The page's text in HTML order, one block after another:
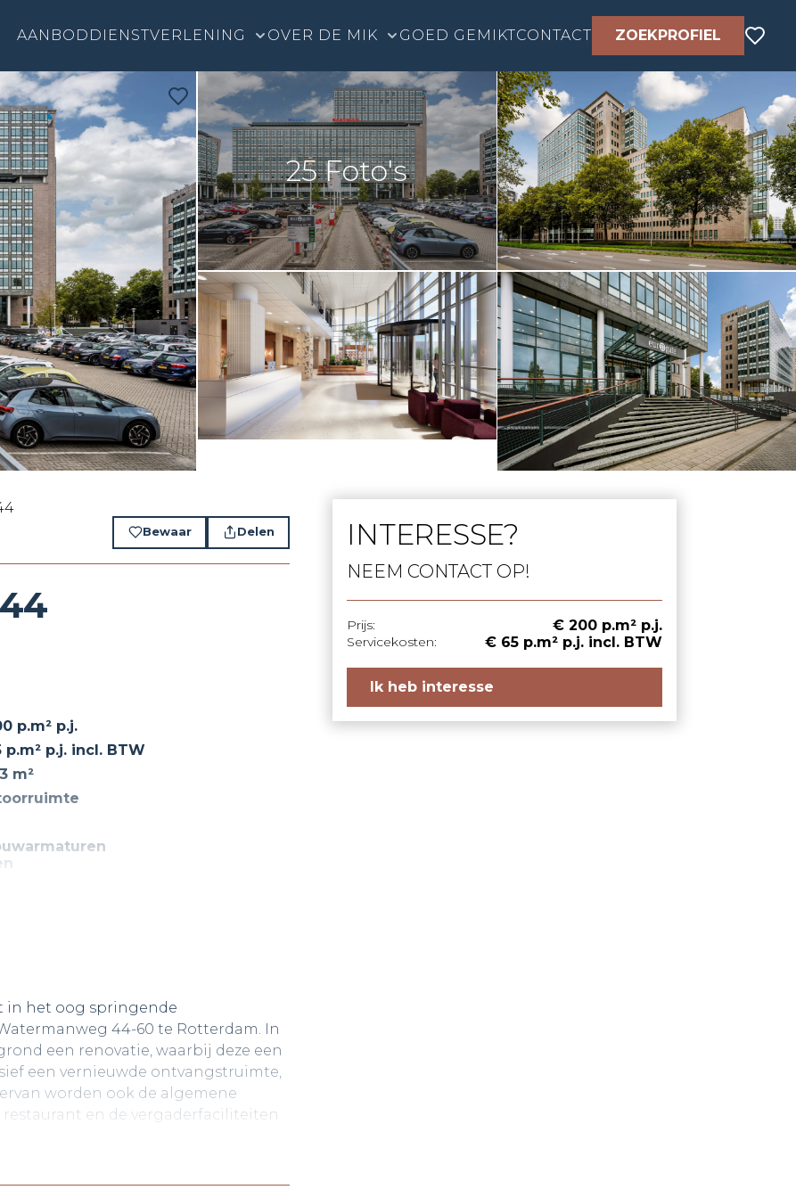
AANBOD DIENSTVERLENING OVER DE MIK GOED GEMIKTCONTACT ZOEKPROFIEL
25 Foto's
Bewaar Delen
p.m² p.j.
p.m² p.j. incl. BTW
m²
in het oog springende
44-60 te Rotterdam. In
een renovatie, waarbij deze een
een vernieuwde ontvangstruimte,
worden ook de algemene
en de vergaderfaciliteiten
INTERESSE?
NEEM CONTACT OP!
Prijs: € 200 p.m² p.j.
Servicekosten: € 65 p.m² p.j. incl. BTW
Ik heb interesse